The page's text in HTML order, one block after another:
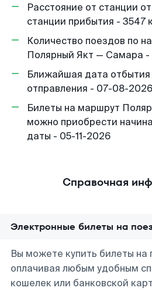
Расстояние от станции
станции прибытия - 3547
Количество поездов по
Полярный Якт — Самара -
Ближайшая дата отбытия
отправления - 07-08-2026
Билеты на маршрут
можно приобрести
даты - 05-11-2026
Справочная
Электронные билеты на
Вы можете купить билеты на
оплачивая любым удобным
кошелек или банковской